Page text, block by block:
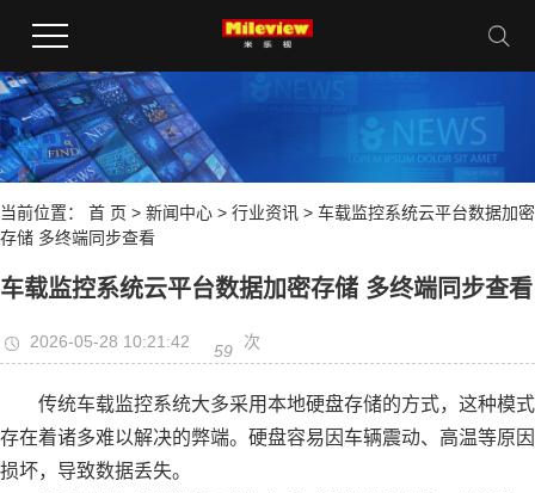
当前位置： 首 页 > 新闻中心 > 行业资讯 > 车载监控系统云平台数据加密
存储 多终端同步查看
车载监控系统云平台数据加密存储 多终端同步查看
2026-05-28 10:21:42 59 次
传统车载监控系统大多采用本地硬盘存储的方式，这种模式
存在着诸多难以解决的弊端。硬盘容易因车辆震动、高温等原因
损坏，导致数据丢失。